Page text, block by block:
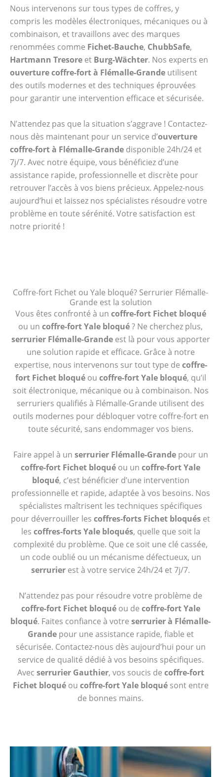
Nous intervenons sur tous types de coffres, y
compris les modèles électroniques, mécaniques ou à
combinaison, et travaillons avec des marques
renommées comme Fichet-Bauche, ChubbSafe,
Hartmann Tresore et Burg-Wächter. Nos experts en
ouverture coffre-fort à Flémalle-Grande utilisent
des outils modernes et des techniques éprouvées
pour garantir une intervention efficace et sécurisée.
N’attendez pas que la situation s’aggrave ! Contactez-
nous dès maintenant pour un service d’ouverture
coffre-fort à Flémalle-Grande disponible 24h/24 et
7j/7. Avec notre équipe, vous bénéficiez d’une
assistance rapide, professionnelle et discrète pour
retrouver l’accès à vos biens précieux. Appelez-nous
aujourd’hui et laissez nos spécialistes résoudre votre
problème en toute sérénité. Votre satisfaction est
notre priorité !
Coffre-fort Fichet ou Yale bloqué? Serrurier Flémalle-
Grande est la solution
Vous êtes confronté à un coffre-fort Fichet bloqué
ou un coffre-fort Yale bloqué? Ne cherchez plus,
serrurier Flémalle-Grandeest là pour vous apporter
une solution rapide et efficace. Grâce à notre
expertise, nous intervenons sur tout type de coffre-
fort Fichet bloquéou coffre-fort Yale bloqué, qu’il
soit électronique, mécanique ou à combinaison. Nos
serruriers qualifiés à Flémalle-Grande utilisent des
outils modernes pour débloquer votre coffre-fort en
toute sécurité, sans endommager vos biens.
Faire appel à un serrurier Flémalle-Grandepour un
coffre-fort Fichet bloqué ou un coffre-fort Yale
bloqué, c’est bénéficier d’une intervention
professionnelle et rapide, adaptée à vos besoins. Nos
spécialistes maîtrisent les techniques spécifiques
pour déverrouiller les coffres-forts Fichet bloqués et
les coffres-forts Yale bloqués, quelle que soit la
complexité du problème. Que ce soit une clé cassée,
un code oublié ou un mécanisme défectueux, un
serrurier est à votre service 24h/24 et 7j/7.
N’attendez pas pour résoudre votre problème de
coffre-fort Fichet bloquéou de coffre-fort Yale
bloqué. Faites confiance à votre serrurier à Flémalle-
Grandepour une assistance rapide, fiable et
sécurisée. Contactez-nous dès aujourd’hui pour un
service de qualité dédié à vos besoins spécifiques.
Avec serrurier Gauthier, vos soucis de coffre-fort
Fichet bloquéou coffre-fort Yale bloquésont entre
de bonnes mains.